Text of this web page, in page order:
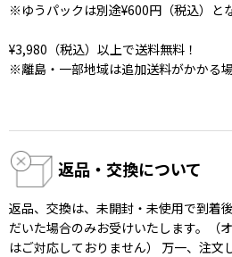
※ゆうパックは別途¥600円（税込）と
¥3,980（税込）以上で送料無料！
※離島・一部地域は追加送料がかかる場
返品・交換について
返品、交換は、未開封・未使用で到着
だいた場合のみお受けいたします。（
はご対応しておりません） 万一、注文